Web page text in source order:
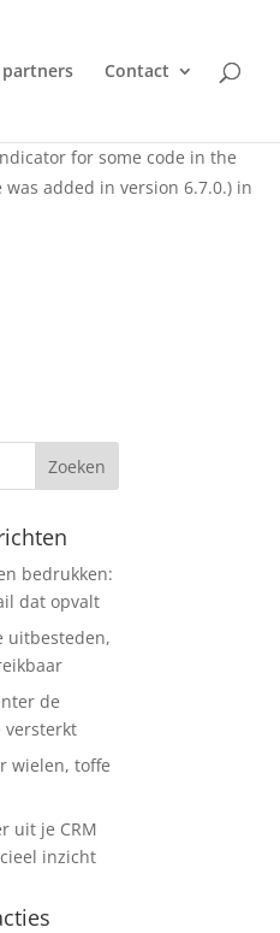
(This message was added
for some code in the
added in version 6.7.0.) in
Contact
bedrukken:
dat opvalt
uitbesteden,
de
versterkt
wielen, toffe
uit je CRM
inzicht